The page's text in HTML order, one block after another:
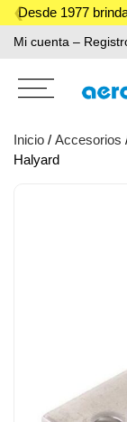
SkipDesde 1977
Mi cuenta –
Inicio / Accesorios
Halyard